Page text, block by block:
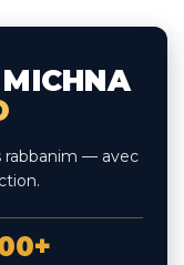
rabbanim — avec